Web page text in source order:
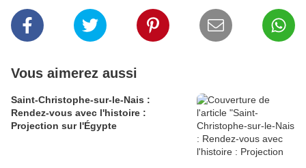
Vous aimerez aussi
Saint-Christophe-sur-le-Nais :
Rendez-vous avec l'histoire :
Projection sur l'Égypte